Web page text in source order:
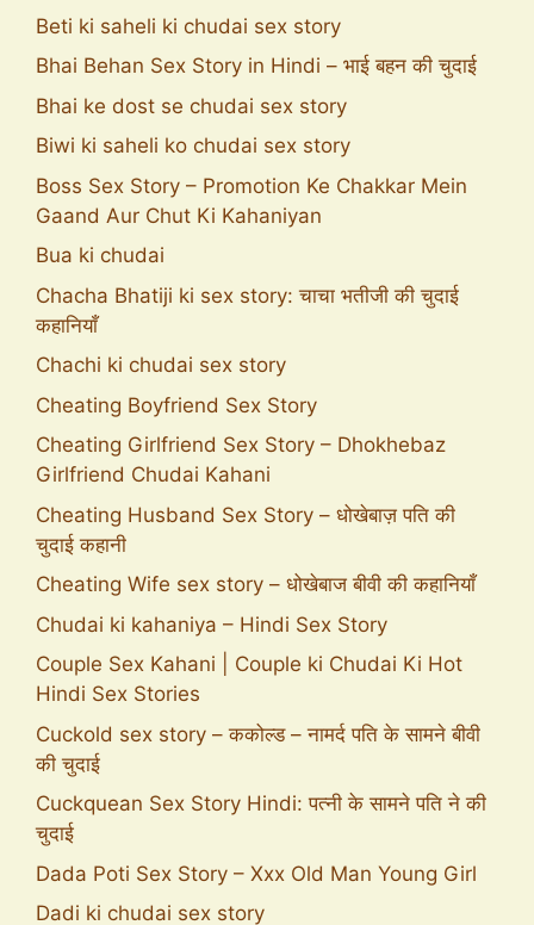
Beti ki saheli ki chudai sex story
Bhai Behan Sex Story in Hindi – भाई बहन की चुदाई
Bhai ke dost se chudai sex story
Biwi ki saheli ko chudai sex story
Boss Sex Story – Promotion Ke Chakkar Mein
Gaand Aur Chut Ki Kahaniyan
Bua ki chudai
Chacha Bhatiji ki sex story: चाचा भतीजी की चुदाई
कहानियाँ
Chachi ki chudai sex story
Cheating Boyfriend Sex Story
Cheating Girlfriend Sex Story – Dhokhebaz
Girlfriend Chudai Kahani
Cheating Husband Sex Story – धोखेबाज़ पति की
चुदाई कहानी
Cheating Wife sex story – धोखेबाज बीवी की कहानियाँ
Chudai ki kahaniya – Hindi Sex Story
Couple Sex Kahani | Couple ki Chudai Ki Hot
Hindi Sex Stories
Cuckold sex story – ककोल्ड – नामर्द पति के सामने बीवी
की चुदाई
Cuckquean Sex Story Hindi: पत्नी के सामने पति ने की
चुदाई
Dada Poti Sex Story – Xxx Old Man Young Girl
Dadi ki chudai sex story